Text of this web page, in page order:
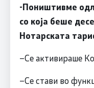
-Поништивме
со која беше
Нотарската
–Се активираше
–Се стави во